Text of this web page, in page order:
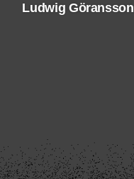
Ludwig Göransson